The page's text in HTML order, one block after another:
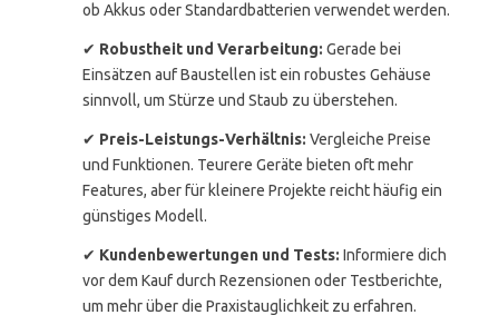
ob Akkus oder Standardbatterien verwendet werden.
✔ Robustheit und Verarbeitung: Gerade bei
Einsätzen auf Baustellen ist ein robustes Gehäuse
sinnvoll, um Stürze und Staub zu überstehen.
✔ Preis-Leistungs-Verhältnis: Vergleiche Preise
und Funktionen. Teurere Geräte bieten oft mehr
Features, aber für kleinere Projekte reicht häufig ein
günstiges Modell.
✔ Kundenbewertungen und Tests: Informiere dich
vor dem Kauf durch Rezensionen oder Testberichte,
um mehr über die Praxistauglichkeit zu erfahren.